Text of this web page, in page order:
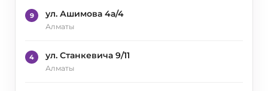
9 ул. Ашимова 4а/4
Алматы
4 ул. Станкевича 9/11
Алматы